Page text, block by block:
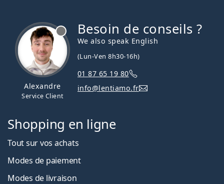
Alexandre
Service Client
Besoin de conseils ?
We also speak English
(Lun-Ven 8h30-16h)
01 87 65 19 80
info@lentiamo.fr
Shopping en ligne
Tout sur vos achats
Modes de paiement
Modes de livraison